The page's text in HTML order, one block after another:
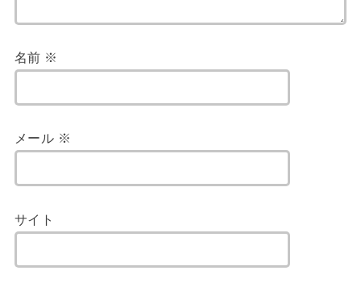
名前 ※
メール ※
サイト